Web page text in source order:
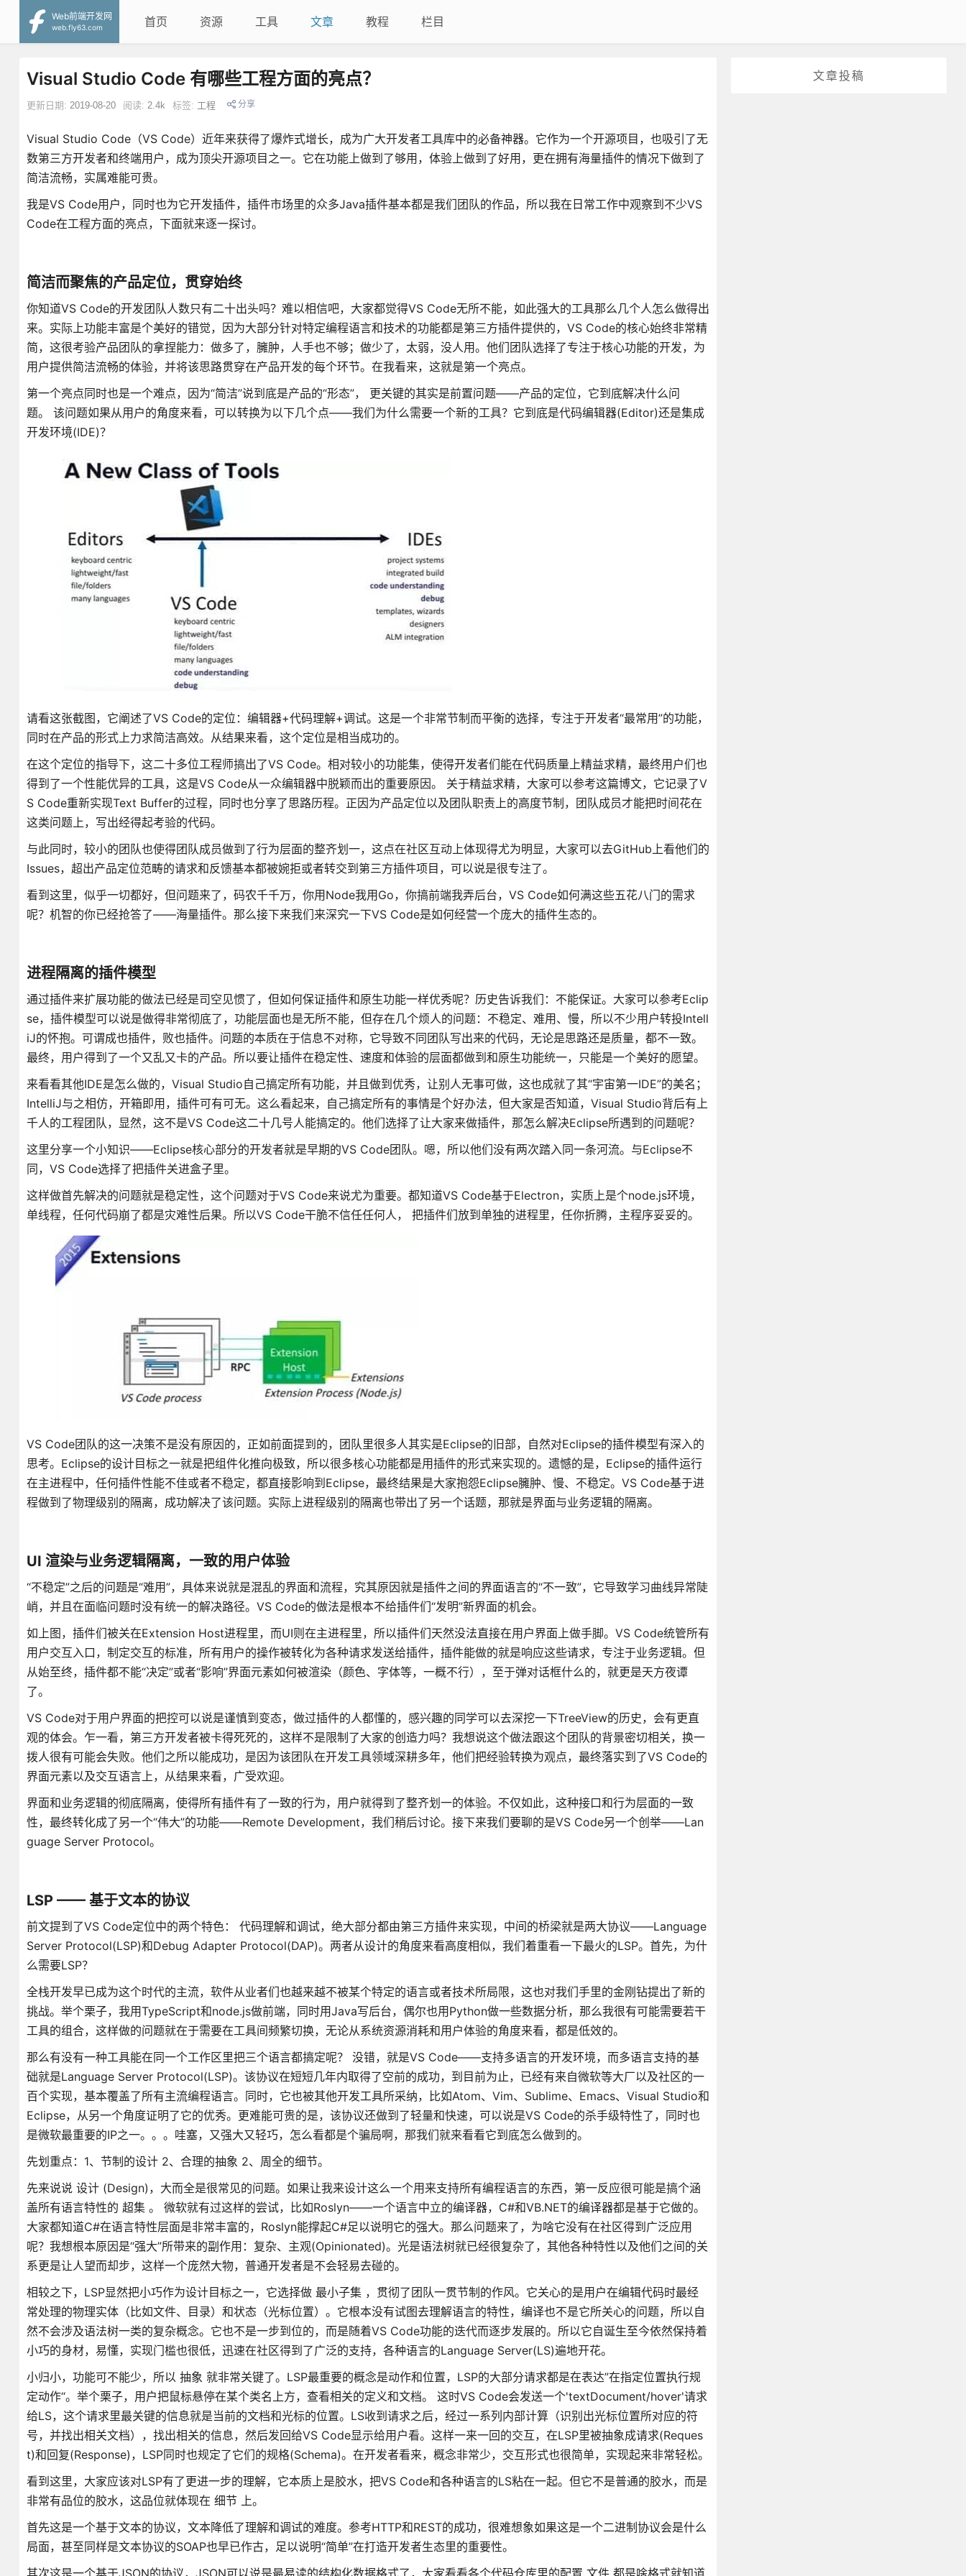
Web前端开发网
web.fly63.com
首页 资源 工具 文章 教程 栏目
文章投稿
Visual Studio Code 有哪些工程方面的亮点？
更新日期: 2019-08-20 阅读: 2.4k 标签: 工程 分享
Visual Studio Code（VS Code）近年来获得了爆炸式增长，成为广大开发者工具库中的必备神器。它作为一个开源项目，也吸引了无
数第三方开发者和终端用户，成为顶尖开源项目之一。它在功能上做到了够用，体验上做到了好用，更在拥有海量插件的情况下做到了
简洁流畅，实属难能可贵。
我是VS Code用户，同时也为它开发插件，插件市场里的众多Java插件基本都是我们团队的作品，所以我在日常工作中观察到不少VS
Code在工程方面的亮点，下面就来逐一探讨。
简洁而聚焦的产品定位，贯穿始终
你知道VS Code的开发团队人数只有二十出头吗？难以相信吧，大家都觉得VS Code无所不能，如此强大的工具那么几个人怎么做得出
来。实际上功能丰富是个美好的错觉，因为大部分针对特定编程语言和技术的功能都是第三方插件提供的，VS Code的核心始终非常精
简，这很考验产品团队的拿捏能力：做多了，臃肿，人手也不够；做少了，太弱，没人用。他们团队选择了专注于核心功能的开发，为
用户提供简洁流畅的体验，并将该思路贯穿在产品开发的每个环节。在我看来，这就是第一个亮点。
第一个亮点同时也是一个难点，因为“简洁”说到底是产品的“形态”， 更关键的其实是前置问题——产品的定位，它到底解决什么问
题。 该问题如果从用户的角度来看，可以转换为以下几个点——我们为什么需要一个新的工具？它到底是代码编辑器(Editor)还是集成
开发环境(IDE)？
请看这张截图，它阐述了VS Code的定位：编辑器+代码理解+调试。这是一个非常节制而平衡的选择，专注于开发者“最常用”的功能，
同时在产品的形式上力求简洁高效。从结果来看，这个定位是相当成功的。
在这个定位的指导下，这二十多位工程师搞出了VS Code。相对较小的功能集，使得开发者们能在代码质量上精益求精，最终用户们也
得到了一个性能优异的工具，这是VS Code从一众编辑器中脱颖而出的重要原因。 关于精益求精，大家可以参考这篇博文，它记录了V
S Code重新实现Text Buffer的过程，同时也分享了思路历程。正因为产品定位以及团队职责上的高度节制，团队成员才能把时间花在
这类问题上，写出经得起考验的代码。
与此同时，较小的团队也使得团队成员做到了行为层面的整齐划一，这点在社区互动上体现得尤为明显，大家可以去GitHub上看他们的
Issues，超出产品定位范畴的请求和反馈基本都被婉拒或者转交到第三方插件项目，可以说是很专注了。
看到这里，似乎一切都好，但问题来了，码农千千万，你用Node我用Go，你搞前端我弄后台，VS Code如何满这些五花八门的需求
呢？机智的你已经抢答了——海量插件。那么接下来我们来深究一下VS Code是如何经营一个庞大的插件生态的。
进程隔离的插件模型
通过插件来扩展功能的做法已经是司空见惯了，但如何保证插件和原生功能一样优秀呢？历史告诉我们：不能保证。大家可以参考Eclip
se，插件模型可以说是做得非常彻底了，功能层面也是无所不能，但存在几个烦人的问题：不稳定、难用、慢，所以不少用户转投Intell
iJ的怀抱。可谓成也插件，败也插件。问题的本质在于信息不对称，它导致不同团队写出来的代码，无论是思路还是质量，都不一致。
最终，用户得到了一个又乱又卡的产品。所以要让插件在稳定性、速度和体验的层面都做到和原生功能统一，只能是一个美好的愿望。
来看看其他IDE是怎么做的，Visual Studio自己搞定所有功能，并且做到优秀，让别人无事可做，这也成就了其“宇宙第一IDE”的美名；
IntelliJ与之相仿，开箱即用，插件可有可无。这么看起来，自己搞定所有的事情是个好办法，但大家是否知道，Visual Studio背后有上
千人的工程团队，显然，这不是VS Code这二十几号人能搞定的。他们选择了让大家来做插件，那怎么解决Eclipse所遇到的问题呢？
这里分享一个小知识——Eclipse核心部分的开发者就是早期的VS Code团队。嗯，所以他们没有两次踏入同一条河流。与Eclipse不
同，VS Code选择了把插件关进盒子里。
这样做首先解决的问题就是稳定性，这个问题对于VS Code来说尤为重要。都知道VS Code基于Electron，实质上是个node.js环境，
单线程，任何代码崩了都是灾难性后果。所以VS Code干脆不信任任何人， 把插件们放到单独的进程里，任你折腾，主程序妥妥的。
VS Code团队的这一决策不是没有原因的，正如前面提到的，团队里很多人其实是Eclipse的旧部，自然对Eclipse的插件模型有深入的
思考。Eclipse的设计目标之一就是把组件化推向极致，所以很多核心功能都是用插件的形式来实现的。遗憾的是，Eclipse的插件运行
在主进程中，任何插件性能不佳或者不稳定，都直接影响到Eclipse，最终结果是大家抱怨Eclipse臃肿、慢、不稳定。VS Code基于进
程做到了物理级别的隔离，成功解决了该问题。实际上进程级别的隔离也带出了另一个话题，那就是界面与业务逻辑的隔离。
UI 渲染与业务逻辑隔离，一致的用户体验
“不稳定”之后的问题是“难用”，具体来说就是混乱的界面和流程，究其原因就是插件之间的界面语言的“不一致”，它导致学习曲线异常陡
峭，并且在面临问题时没有统一的解决路径。VS Code的做法是根本不给插件们“发明”新界面的机会。
如上图，插件们被关在Extension Host进程里，而UI则在主进程里，所以插件们天然没法直接在用户界面上做手脚。VS Code统管所有
用户交互入口，制定交互的标准，所有用户的操作被转化为各种请求发送给插件，插件能做的就是响应这些请求，专注于业务逻辑。但
从始至终，插件都不能“决定”或者“影响”界面元素如何被渲染（颜色、字体等，一概不行），至于弹对话框什么的，就更是天方夜谭
了。
VS Code对于用户界面的把控可以说是谨慎到变态，做过插件的人都懂的，感兴趣的同学可以去深挖一下TreeView的历史，会有更直
观的体会。乍一看，第三方开发者被卡得死死的，这样不是限制了大家的创造力吗？我想说这个做法跟这个团队的背景密切相关，换一
拨人很有可能会失败。他们之所以能成功，是因为该团队在开发工具领域深耕多年，他们把经验转换为观点，最终落实到了VS Code的
界面元素以及交互语言上，从结果来看，广受欢迎。
界面和业务逻辑的彻底隔离，使得所有插件有了一致的行为，用户就得到了整齐划一的体验。不仅如此，这种接口和行为层面的一致
性，最终转化成了另一个“伟大”的功能——Remote Development，我们稍后讨论。接下来我们要聊的是VS Code另一个创举——Lan
guage Server Protocol。
LSP —— 基于文本的协议
前文提到了VS Code定位中的两个特色： 代码理解和调试，绝大部分都由第三方插件来实现，中间的桥梁就是两大协议——Language
Server Protocol(LSP)和Debug Adapter Protocol(DAP)。两者从设计的角度来看高度相似，我们着重看一下最火的LSP。首先，为什
么需要LSP？
全栈开发早已成为这个时代的主流，软件从业者们也越来越不被某个特定的语言或者技术所局限，这也对我们手里的金刚钻提出了新的
挑战。举个栗子，我用TypeScript和node.js做前端，同时用Java写后台，偶尔也用Python做一些数据分析，那么我很有可能需要若干
工具的组合，这样做的问题就在于需要在工具间频繁切换，无论从系统资源消耗和用户体验的角度来看，都是低效的。
那么有没有一种工具能在同一个工作区里把三个语言都搞定呢？ 没错，就是VS Code——支持多语言的开发环境，而多语言支持的基
础就是Language Server Protocol(LSP)。该协议在短短几年内取得了空前的成功，到目前为止，已经有来自微软等大厂以及社区的一
百个实现，基本覆盖了所有主流编程语言。同时，它也被其他开发工具所采纳，比如Atom、Vim、Sublime、Emacs、Visual Studio和
Eclipse，从另一个角度证明了它的优秀。更难能可贵的是，该协议还做到了轻量和快速，可以说是VS Code的杀手级特性了，同时也
是微软最重要的IP之一。。。哇塞，又强大又轻巧，怎么看都是个骗局啊，那我们就来看看它到底怎么做到的。
先划重点：1、节制的设计 2、合理的抽象 2、周全的细节。
先来说说 设计 (Design)，大而全是很常见的问题。如果让我来设计这么一个用来支持所有编程语言的东西，第一反应很可能是搞个涵
盖所有语言特性的 超集 。 微软就有过这样的尝试，比如Roslyn——一个语言中立的编译器，C#和VB.NET的编译器都是基于它做的。
大家都知道C#在语言特性层面是非常丰富的，Roslyn能撑起C#足以说明它的强大。那么问题来了，为啥它没有在社区得到广泛应用
呢？我想根本原因是“强大”所带来的副作用：复杂、主观(Opinionated)。光是语法树就已经很复杂了，其他各种特性以及他们之间的关
系更是让人望而却步，这样一个庞然大物，普通开发者是不会轻易去碰的。
相较之下，LSP显然把小巧作为设计目标之一，它选择做 最小子集 ，贯彻了团队一贯节制的作风。它关心的是用户在编辑代码时最经
常处理的物理实体（比如文件、目录）和状态（光标位置）。它根本没有试图去理解语言的特性，编译也不是它所关心的问题，所以自
然不会涉及语法树一类的复杂概念。它也不是一步到位的，而是随着VS Code功能的迭代而逐步发展的。所以它自诞生至今依然保持着
小巧的身材，易懂，实现门槛也很低，迅速在社区得到了广泛的支持，各种语言的Language Server(LS)遍地开花。
小归小，功能可不能少，所以 抽象 就非常关键了。LSP最重要的概念是动作和位置，LSP的大部分请求都是在表达”在指定位置执行规
定动作“。举个栗子，用户把鼠标悬停在某个类名上方，查看相关的定义和文档。 这时VS Code会发送一个'textDocument/hover'请求
给LS，这个请求里最关键的信息就是当前的文档和光标的位置。LS收到请求之后，经过一系列内部计算（识别出光标位置所对应的符
号，并找出相关文档），找出相关的信息，然后发回给VS Code显示给用户看。这样一来一回的交互，在LSP里被抽象成请求(Reques
t)和回复(Response)，LSP同时也规定了它们的规格(Schema)。在开发者看来，概念非常少，交互形式也很简单，实现起来非常轻松。
看到这里，大家应该对LSP有了更进一步的理解，它本质上是胶水，把VS Code和各种语言的LS粘在一起。但它不是普通的胶水，而是
非常有品位的胶水，这品位就体现在 细节 上。
首先这是一个基于文本的协议，文本降低了理解和调试的难度。参考HTTP和REST的成功，很难想象如果这是一个二进制协议会是什么
局面，甚至同样是文本协议的SOAP也早已作古，足以说明“简单”在打造开发者生态里的重要性。
其次这是一个基于JSON的协议，JSON可以说是最易读的结构化数据格式了，大家看看各个代码仓库里的配置 文件 都是啥格式就知道